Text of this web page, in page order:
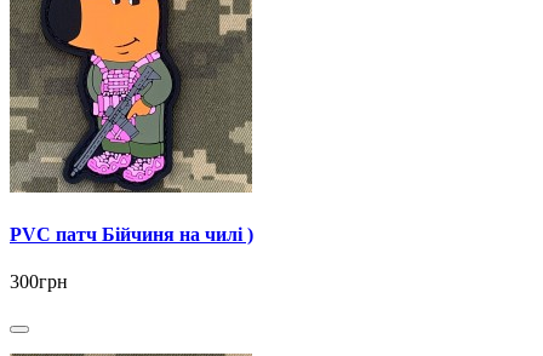
PVC патч Бійчиня на чилі )
300грн